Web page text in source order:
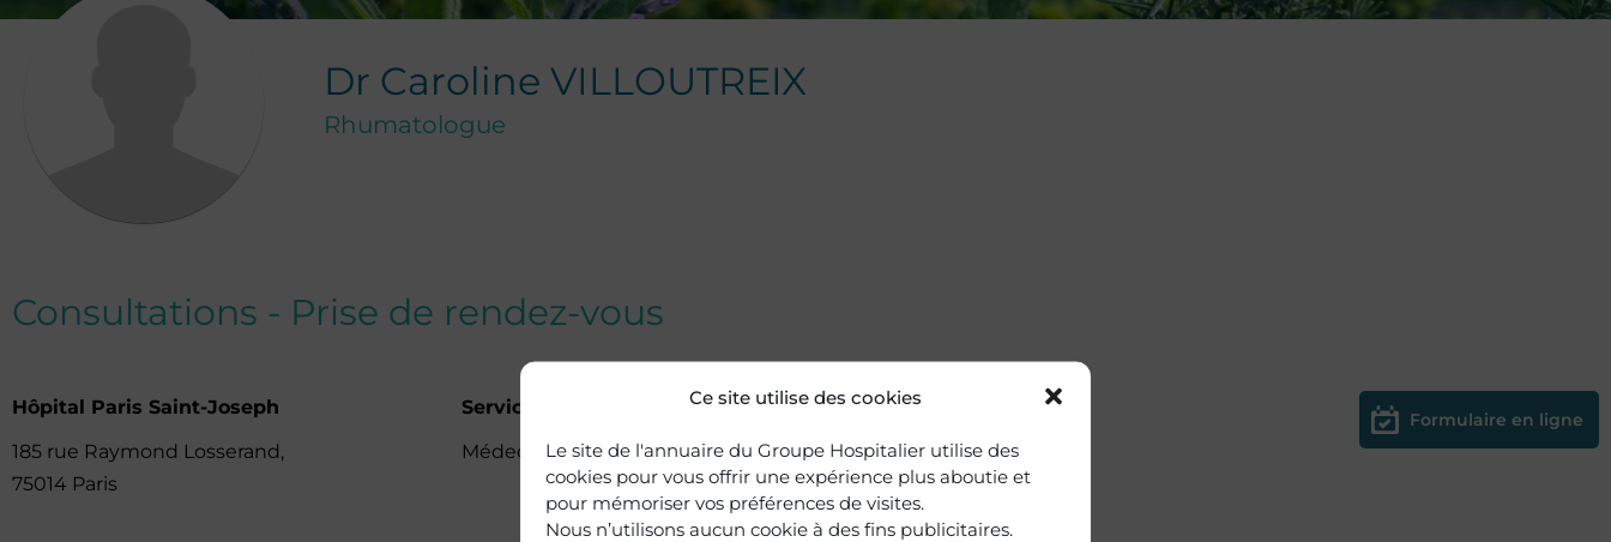
Ce site utilise des cookies
Le site de l'annuaire du Groupe Hospitalier utilise des
cookies pour vous offrir une expérience plus aboutie et
pour mémoriser vos préférences de visites.
Nous n’utilisons aucun cookie à des fins publicitaires.
Dr Caroline VILLOUTREIX
Rhumatologue
Consultations - Prise de rendez-vous
Hôpital Paris Saint-Joseph
185 rue Raymond Losserand,
75014 Paris
Service Rhumatologie
Médecin
Formulaire en ligne